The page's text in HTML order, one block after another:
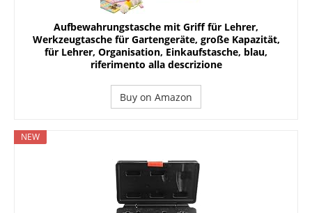
Aufbewahrungstasche mit Griff für Lehrer,
Werkzeugtasche für Gartengeräte, große Kapazität,
für Lehrer, Organisation, Einkaufstasche, blau,
riferimento alla descrizione
Buy on Amazon
NEW